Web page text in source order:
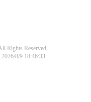
Rights Reserved
8/9 18:46:33